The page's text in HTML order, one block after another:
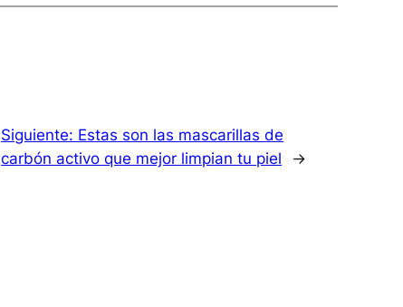
Siguiente: Estas son las mascarillas de
carbón activo que mejor limpian tu piel
→